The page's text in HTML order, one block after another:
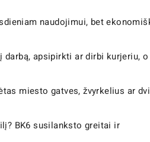
naudojimui, bet
apsipirkti ar dirbi kurjeriu, o
miesto gatves, žvyrkelius ar
BK6 susilanksto greitai ir